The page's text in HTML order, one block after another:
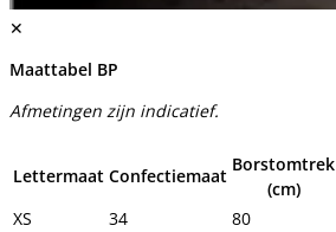
✕
Maattabel BP
Afmetingen zijn indicatief.
Lettermaat Confectiemaat
Borstomtrek
(cm)
XS
34 80